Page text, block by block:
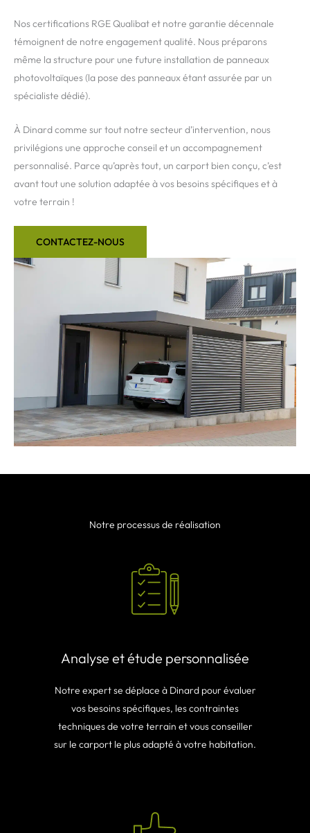
Nos certifications RGE Qualibat et notre garantie décennale
témoignent de notre engagement qualité. Nous préparons
même la structure pour une future installation de panneaux
photovoltaïques (la pose des panneaux étant assurée par un
spécialiste dédié).
À Dinard comme sur tout notre secteur d’intervention, nous
privilégions une approche conseil et un accompagnement
personnalisé. Parce qu’après tout, un carport bien conçu, c’est
avant tout une solution adaptée à vos besoins spécifiques et à
votre terrain !
CONTACTEZ-NOUS
Notre processus de réalisation
Analyse et étude personnalisée
Notre expert se déplace à Dinard pour évaluer
vos besoins spécifiques, les contraintes
techniques de votre terrain et vous conseiller
sur le carport le plus adapté à votre habitation.